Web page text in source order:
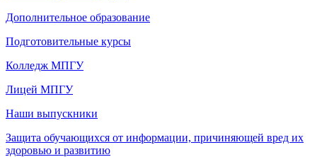
Дополнительное образование
Подготовительные курсы
Колледж МПГУ
Лицей МПГУ
Наши выпускники
Защита обучающихся от информации, причиняющей вред их
здоровью и развитию